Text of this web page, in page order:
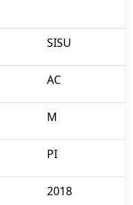
SISU
AC
M
PI
2018